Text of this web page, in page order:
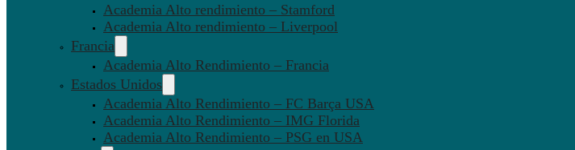
Academia Alto rendimiento – Stamford
Academia Alto rendimiento – Liverpool
Francia
Academia Alto Rendimiento – Francia
Estados Unidos
Academia Alto Rendimiento – FC Barça USA
Academia Alto Rendimiento – IMG Florida
Academia Alto Rendimiento – PSG en USA